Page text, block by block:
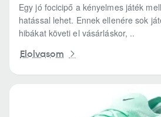
Egy jó focicipő a kényelmes játék
hatással lehet. Ennek ellenére sok
hibákat követi el vásárláskor, ..
Elolvasom